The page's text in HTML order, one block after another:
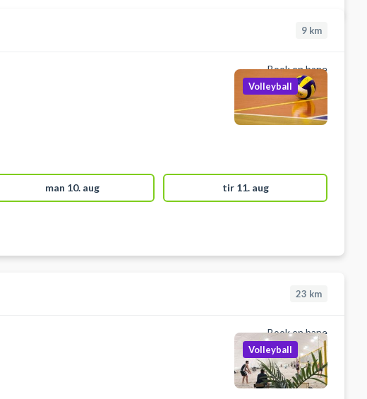
9 km
Book en bane
Volleyball
man 10. aug tir 11. aug
23 km
Book en bane
Volleyball